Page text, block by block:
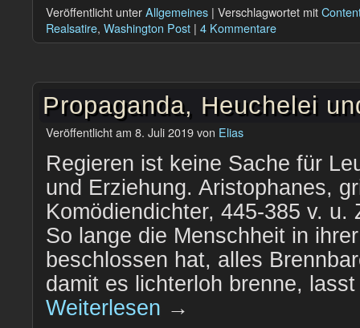
Veröffentlicht unterAllgemeines | Verschlagwortet mit
Realsatire, Washington Post | 4 Kommentare
Propaganda, Heuchelei
Veröffentlicht am 8. Juli 2019von Elias
Regieren ist keine Sache für
und Erziehung. Aristophanes,
Komödiendichter, 445-385 v. u.
So lange die Menschheit in
beschlossen hat, alles
damit es lichterloh brenne,
Weiterlesen →